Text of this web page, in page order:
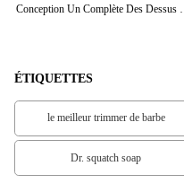
Conception Un Complète Des Dessus
ÉTIQUETTES
le meilleur trimmer de barbe
Dr. squatch soap